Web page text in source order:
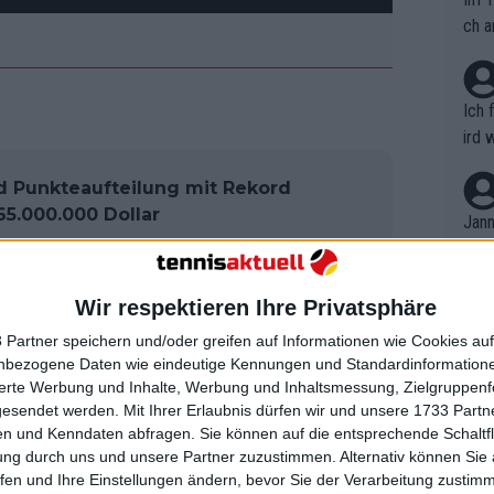
Wir respektieren Ihre Privatsphäre
Partner speichern und/oder greifen auf Informationen wie Cookies
Daten wie eindeutige Kennungen und
Werbung und Inhalte, Werbung und Inhaltsmessung,
werden. Mit Ihrer Erlaubnis dürfen wir und unsere 1733
und Kenndaten abfragen. Sie können auf die entsprechende
durch uns und unsere Partner zuzustimmen. Alternativ können Sie
und Ihre Einstellungen ändern, bevor Sie der Verarbeitung
Punkteaufteilung mit Rekord
Dollar
Diego zurück
nach dem Ende der US Open mit der
Bei dem WTA-500-Event treten
Jelena Ostapenko, Ekaterina
dabei sein, und die drei
ch
Ich
ird
r in
em
t,
B.
on
n
nt.